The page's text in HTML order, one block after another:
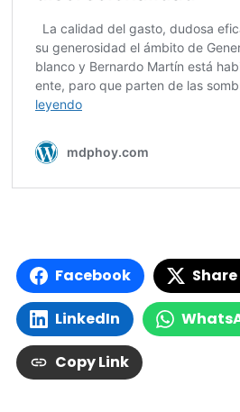
Facebook Share
LinkedIn
Copy Link